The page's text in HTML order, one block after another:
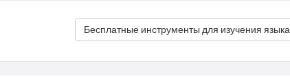
Бесплатные инструменты для изучения языка